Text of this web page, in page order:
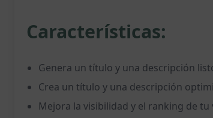
Características:
Genera un título y una descripción
Crea un título y una descripción
Mejora la visibilidad y el ranking de